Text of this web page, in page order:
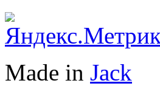
Made in Jack